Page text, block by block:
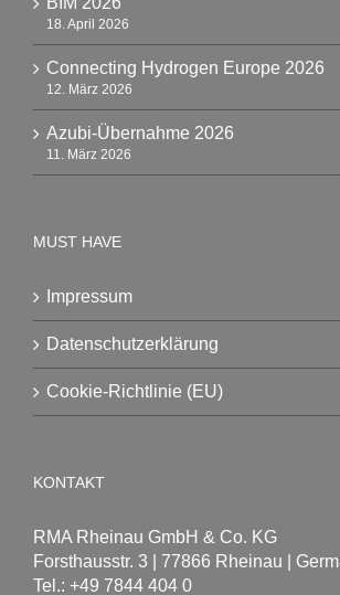
18. April 2026
Connecting Hydrogen Europe 2026
12. März 2026
Azubi-Übernahme 2026
11. März 2026
MUST HAVE
Impressum
Datenschutzerklärung
Cookie-Richtlinie (EU)
KONTAKT
RMA Rheinau GmbH & Co. KG
Forsthausstr. 3 | 77866 Rheinau |
Tel.: +49 7844 404 0